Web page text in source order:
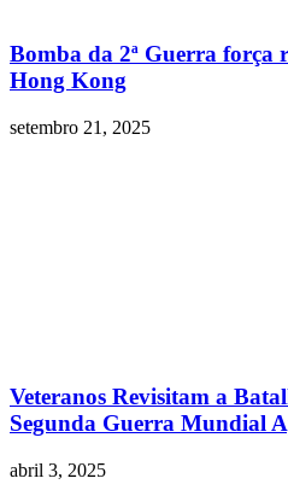
Bomba da 2ª Guerra força
Hong Kong
setembro 21, 2025
Veteranos Revisitam a
Segunda Guerra Mundial
abril 3, 2025